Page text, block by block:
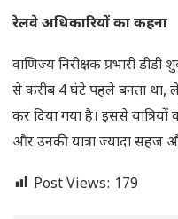
रेलवे अधिकारियों का कहना
वाणिज्य निरीक्षक प्रभारी
से करीब 4 घंटे पहले बनता
कर दिया गया है। इससे
और उनकी यात्रा ज्यादा सहज
Post Views: 179